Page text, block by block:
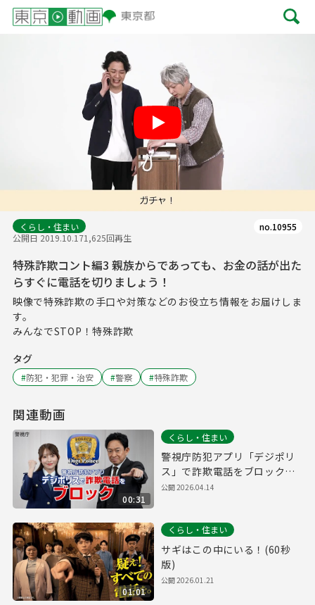
くらし・住まい
公開日 2019.10.171,625回再生
no.10955
特殊詐欺コント編3 親族からであっても、お金の話が出た
らすぐに電話を切りましょう！
映像で特殊詐欺の手口や対策などのお役立ち情報をお届けしま
す。
みんなでSTOP！特殊詐欺
タグ
#防犯・犯罪・治安 #警察 #特殊詐欺
関連動画
00:31
くらし・住まい
警視庁防犯アプリ「デジポリ
ス」で詐欺電話をブロック！
（30秒版）
公開2026.04.14
01:01
くらし・住まい
サギはこの中にいる！(60秒
版)
公開2026.01.21